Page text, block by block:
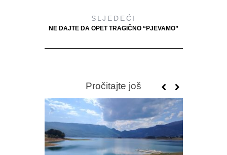
SLJEDEĆI
NE DAJTE DA OPET TRAGIČNO “PJEVAMO”
Pročitajte još